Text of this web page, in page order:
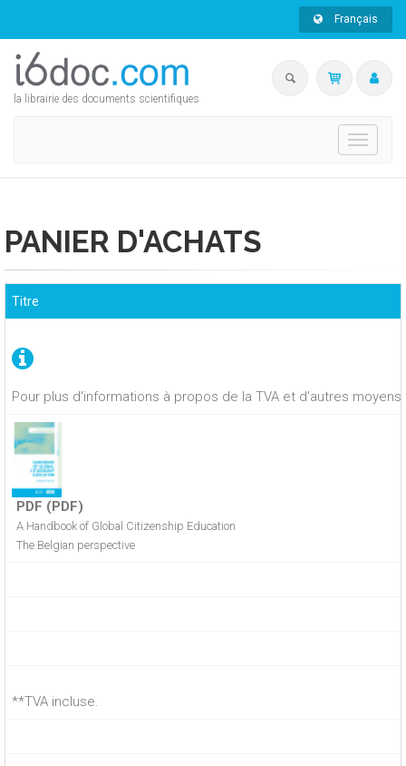
Français
la librairie des documents scientifiques
Toggle
PANIER D'ACHATS
Pour plus d'informations à propos de la TVA et d'autres
Titre
PDF (PDF)
A Handbook of Global Citizenship Education
The Belgian perspective
**TVA incluse.